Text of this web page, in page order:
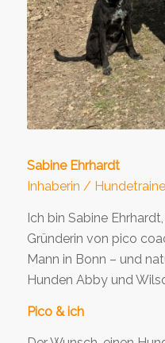
Sabine Ehrhardt
Inhaberin /
Ich bin Sabine
Gründerin von pico
Mann in Bonn – und
Hunden Abby und
Pico & ich